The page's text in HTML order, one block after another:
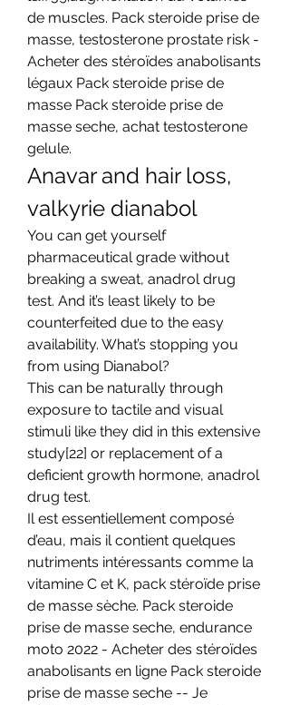
de muscles. Pack steroide prise de
masse, testosterone prostate risk -
Acheter des stéroïdes anabolisants
légaux Pack steroide prise de
masse Pack steroide prise de
masse seche, achat testosterone
gelule.
Anavar and hair loss,
valkyrie dianabol
You can get yourself
pharmaceutical grade without
breaking a sweat, anadrol drug
test. And it’s least likely to be
counterfeited due to the easy
availability. What’s stopping you
from using Dianabol?
This can be naturally through
exposure to tactile and visual
stimuli like they did in this extensive
study[22] or replacement of a
deficient growth hormone, anadrol
drug test.
Il est essentiellement composé
d’eau, mais il contient quelques
nutriments intéressants comme la
vitamine C et K, pack stéroïde prise
de masse sèche. Pack steroide
prise de masse seche, endurance
moto 2022 - Acheter des stéroïdes
anabolisants en ligne Pack steroide
prise de masse seche -- Je